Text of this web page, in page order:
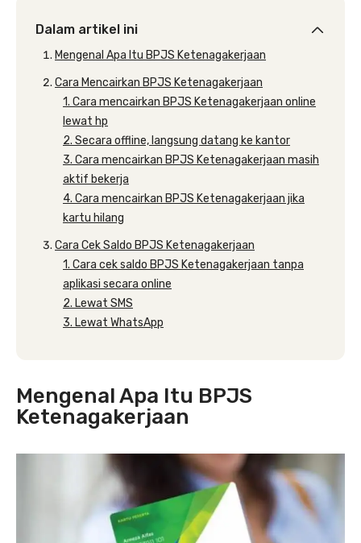
Dalam artikel ini
Mengenal Apa Itu BPJS Ketenagakerjaan
Cara Mencairkan BPJS Ketenagakerjaan
1. Cara mencairkan BPJS Ketenagakerjaan online
lewat hp
2. Secara offline, langsung datang ke kantor
3. Cara mencairkan BPJS Ketenagakerjaan masih
aktif bekerja
4. Cara mencairkan BPJS Ketenagakerjaan jika
kartu hilang
Cara Cek Saldo BPJS Ketenagakerjaan
1. Cara cek saldo BPJS Ketenagakerjaan tanpa
aplikasi secara online
2. Lewat SMS
3. Lewat WhatsApp
Mengenal Apa Itu BPJS
Ketenagakerjaan